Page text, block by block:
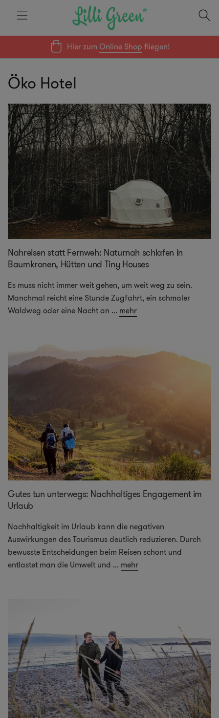
Hier zumOnline Shop fliegen!
Öko Hotel
Nahreisen statt Fernweh: Naturnah schlafen in
Baumkronen, Hütten und Tiny Houses
Es muss nicht immer weit gehen, um weit weg zu sein.
Manchmal reicht eine Stunde Zugfahrt, ein schmaler
Waldweg oder eine Nacht an ... mehr
Gutes tun unterwegs: Nachhaltiges Engagement im
Urlaub
Nachhaltigkeit im Urlaub kann die negativen
Auswirkungen des Tourismus deutlich reduzieren. Durch
bewusste Entscheidungen beim Reisen schont und
entlastet man die Umwelt und ... mehr